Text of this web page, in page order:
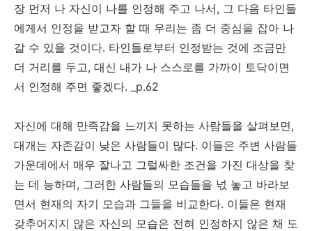
장 먼저 나 자신이 나를 인정해 주고 나서, 그 다음 타인들
에게서 인정을 받고자 할 때 우리는 좀 더 중심을 잡아 나
갈 수 있을 것이다. 타인들로부터 인정받는 것에 조금만
더 거리를 두고, 대신 내가 나 스스로를 가까이 토닥이면
서 인정해 주면 좋겠다. _p.62
자신에 대해 만족감을 느끼지 못하는 사람들을 살펴보면,
대개는 자존감이 낮은 사람들이 많다. 이들은 주변 사람들
가운데에서 매우 잘나고 그럴싸한 조건을 가진 대상을 찾
는 데 능하며, 그러한 사람들의 모습들을 넋 놓고 바라보
면서 현재의 자기 모습과 그들을 비교한다. 이들은 현재
갖추어지지 않은 자신의 모습은 전혀 인정하지 않은 채 도